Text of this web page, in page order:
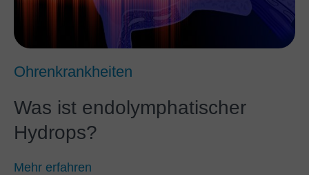
Ohrenkrankheiten
Was ist endolymphatischer
Hydrops?
Mehr erfahren